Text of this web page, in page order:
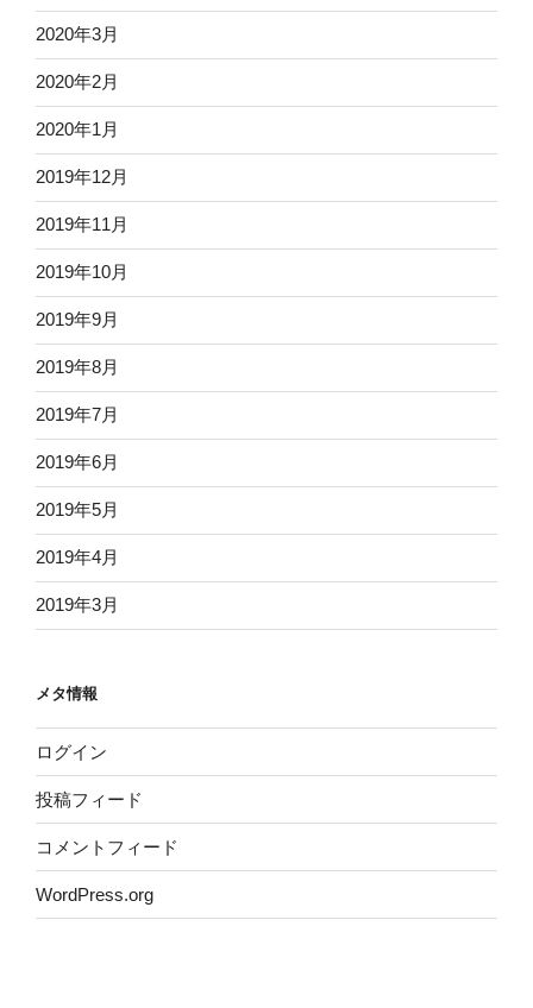
2020年3月
2020年2月
2020年1月
2019年12月
2019年11月
2019年10月
2019年9月
2019年8月
2019年7月
2019年6月
2019年5月
2019年4月
2019年3月
メタ情報
ログイン
投稿フィード
コメントフィード
WordPress.org